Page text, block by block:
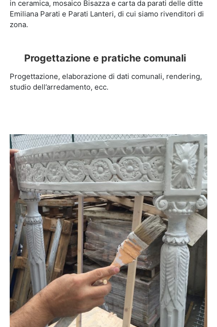
in ceramica, mosaico Bisazza e carta da parati delle ditte
Emiliana Parati e Parati Lanteri, di cui siamo rivenditori di
zona.
Progettazione e pratiche comunali
Progettazione, elaborazione di dati comunali, rendering,
studio dell’arredamento, ecc.